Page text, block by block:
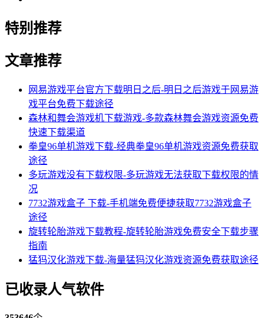
特别推荐
文章推荐
网易游戏平台官方下载明日之后-明日之后游戏于网易游
戏平台免费下载途径
森林和舞会游戏机下载游戏-多款森林舞会游戏资源免费
快速下载渠道
拳皇96单机游戏下载-经典拳皇96单机游戏资源免费获取
途径
多玩游戏没有下载权限-多玩游戏无法获取下载权限的情
况
7732游戏盒子 下载-手机端免费便捷获取7732游戏盒子
途径
旋转轮胎游戏下载教程-旋转轮胎游戏免费安全下载步骤
指南
猛犸汉化游戏下载-海量猛犸汉化游戏资源免费获取途径
已收录人气软件